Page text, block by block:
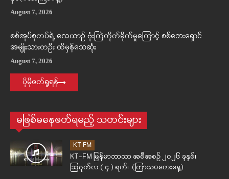
August 7, 2026
စစ်အုပ်စုတပ်ရဲ့ လေယာဉ် ဗုံးကြဲတိုက်ခိုက်မှုကြောင့် စစ်ဘေးရှောင်
အမျိုးသားတဦး ထိမှန်သေဆုံး
August 7, 2026
ပိုမိုဖတ်ရှုရန်
မဖြစ်မနေဖတ်ရမည့် သတင်းများ
KT FM
KT-FM မြန်မာဘာသာ အစီအစဉ် ၂၀၂၆ ခုနှစ်၊
ဩဂုတ်လ ( ၄ ) ရက်၊ (ကြာသပတေးနေ့)